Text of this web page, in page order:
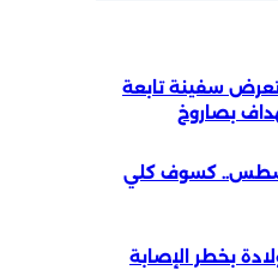
تعرض سفينة تابعة
بصاروخ
12 أغسطس.. كسوف كلي
بخطر الإصابة